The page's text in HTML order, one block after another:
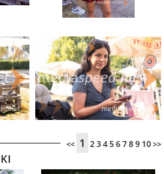
<< 1 23456789 10>>